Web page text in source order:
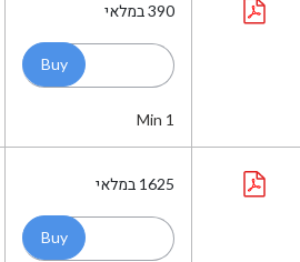
390 במלאי
Min 1
1625 במלאי